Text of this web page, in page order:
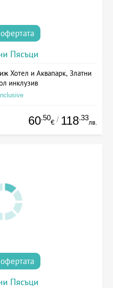
Пясъци
Хотел и Аквапарк, Златни
инклузив
60.50
€ / 118.33
лв.
Пясъци